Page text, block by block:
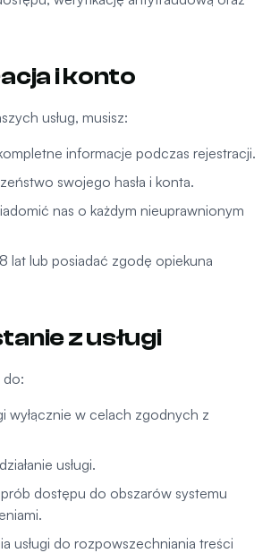
i konto
usług, musisz:
informacje podczas rejestracji.
swojego hasła i konta.
nas o każdym nieuprawnionym
lat lub posiadać zgodę opiekuna
z usługi
do:
wyłącznie w celach zgodnych z
usługi.
dostępu do obszarów systemu
usługi do rozpowszechniania treści